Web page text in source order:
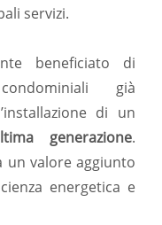
servizi.
beneficiato di
già
di un
generazione.
un valore aggiunto
energetica e